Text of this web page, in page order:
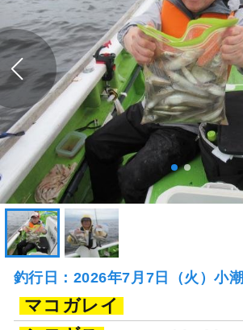
釣行日：2026年7月7日（火）小潮
マコガレイ